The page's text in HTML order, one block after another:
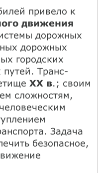
привело к
движения
дорожных
дорожных
городских
путей. Транс­
XX в.; своим
слож­ностям,
Задача
безопасное,